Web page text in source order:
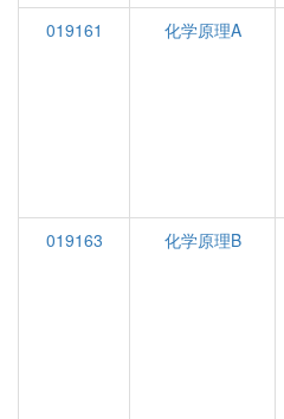
019161 化学原理A
019163
化学原理B